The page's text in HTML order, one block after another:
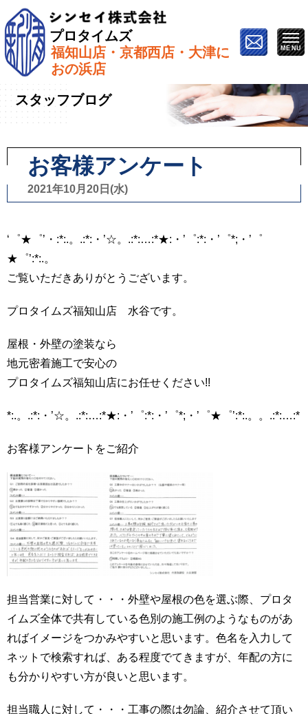
プロタイムズ
福知山店・京都西店・大津に
おの浜店
ホーム»スタッフブログ»お客様アンケート
スタッフブログ
お客様アンケート
2021年10月20日(水)
‘゜★゜’・:*:.。.:*:・’☆。.:*:…:*★:・’゜:*:・’゜*;・’゜
★゜’:*:.。
ご覧いただきありがとうございます。
プロタイムズ福知山店 水谷です。
屋根・外壁の塗装なら
地元密着施工で安心の
プロタイムズ福知山店にお任せください!!
*:.。.:*:・’☆。.:*:…:*★:・’゜:*:・’゜*;・’゜★゜’:*:.。。.:*:…:*
お客様アンケートをご紹介
担当営業に対して・・・外壁や屋根の色を選ぶ際、プロタ
イムズ全体で共有している色別の施工例のようなものがあ
ればイメージをつかみやすいと思います。色名を入力して
ネットで検索すれば、ある程度でてきますが、年配の方に
も分かりやすい方が良いと思います。
担当職人に対して・・・工事の際は勿論、紹介させて頂い